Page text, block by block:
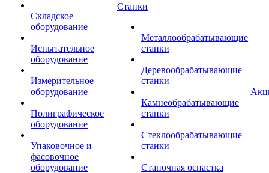
Складское
оборудование
Испытательное
оборудование
Измерительное
оборудование
Полиграфическое
оборудование
Упаковочное и
фасовочное
оборудование
Станки
Металлообрабатывающие
станки
Деревообрабатывающие
станки
Камнеобрабатывающие
станки
Стеклообрабатывающие
станки
Станочная оснастка